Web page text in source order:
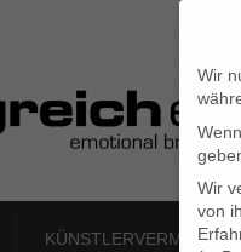
Wir
Wir
von